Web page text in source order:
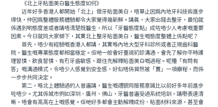
《北上牙貼面美白醫生態度如何》
近年好多香港人都開始「北上」做牙貼面美白，唔單止因爲內地牙科技術進步
得快，仲因爲整體服務體驗都令大家覺得幾新鮮。講真，大家出錢去整牙，最怕就
係遇到啲態度差或者講唔清楚既醫生，所以「牙醫態度點」成咗唔少人考慮嘅重要
因素。今日就同大家傾下，其實北上整牙貼面美白，醫生嘅態度整體上係點呢？
首先，唔少有經驗嘅香港人都講，其實喺內地大型牙科診所或者正規齒科醫
院，醫生嘅專業態度都相當穩定。佢哋一般會好重視初診溝通，會先了解你平時護
理習慣、飲食習慣、有冇牙齒敏感，跟住先解釋貼面美白嘅過程。呢種「有問有
答」嘅溝通模式，令唔少人感覺到安全感，好似唔係貿然被「賣」一項療程，而係
一步步共同決定。
第二，喺北上體驗過的人普遍講，醫生嘅禮貌同服務意識比以前好多年前進步
咗唔少。尤其係城市例如深圳、廣州、佛山，牙醫普遍受過系統培訓，講嘢表達清
晰，唔會有高高在上嘅感覺。佢哋好多都會主動解釋成份、貼面材料來源，甚至會